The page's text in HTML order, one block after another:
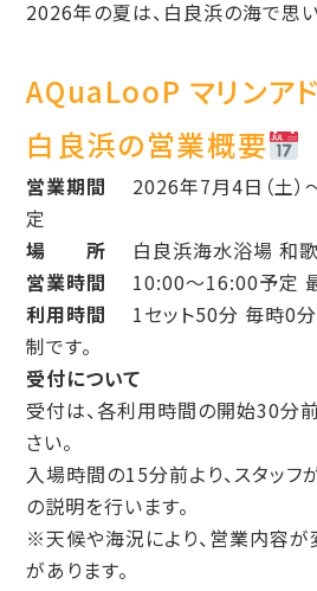
2026年の夏は、白良浜の海で思
AQuaLooP マリンア
白良浜の営業概要
営業期間 2026年7月4日（土）
定
場 所 白良浜海水浴場 和
営業時間 10:00〜16:00予定
利用時間 1セット50分 毎時0
制です。
受付について
受付は、各利用時間の開始30分
さい。
入場時間の15分前より、スタッフ
の説明を行います。
※天候や海況により、営業内容が
があります。